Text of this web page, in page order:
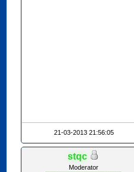
21-03-2013 21:56:05
stqc
Moderator